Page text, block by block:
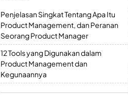
Penjelasan Singkat Tentang Apa Itu
Product Management, dan Peranan
Seorang Product Manager
12 Tools yang Digunakan dalam
Product Management dan
Kegunaannya